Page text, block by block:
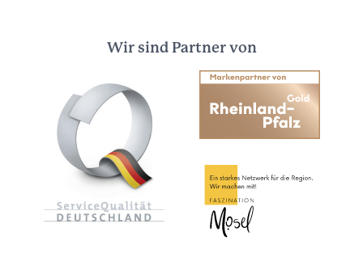
Wir sind Partner von